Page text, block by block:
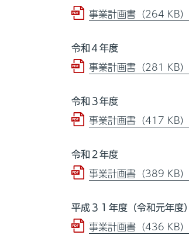
事業計画書（264 KB）
令和４年度
事業計画書（281 KB）
令和３年度
事業計画書（417 KB）
令和２年度
事業計画書（389 KB）
平成３１年度（令和元年度）
事業計画書（436 KB）